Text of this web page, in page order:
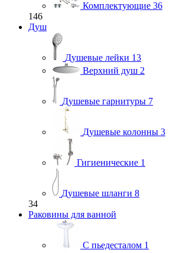
Комплектующие 36
146
Душ
Душевые лейки 13
Верхний душ 2
Душевые гарнитуры 7
Душевые колонны 3
Гигиенические 1
Душевые шланги 8
34
Раковины для ванной
С пьедесталом 1